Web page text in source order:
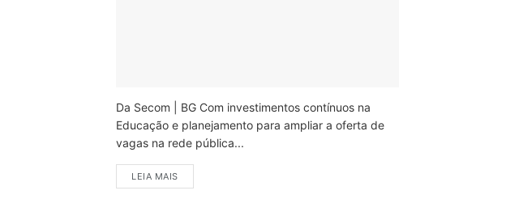
Da Secom | BG Com investimentos contínuos na
Educação e planejamento para ampliar a oferta de
vagas na rede pública...
LEIA MAIS